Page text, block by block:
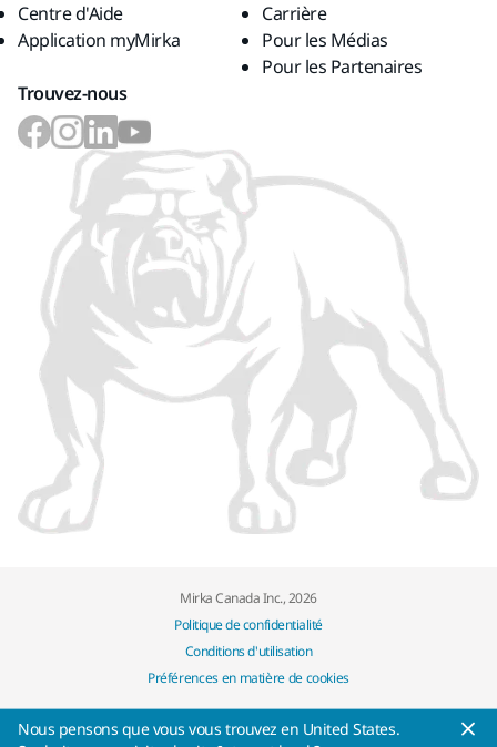
Centre d'Aide
Application myMirka
Carrière
Pour les Médias
Pour les Partenaires
Trouvez-nous
Mirka Canada Inc., 2026
Politique de confidentialité
Conditions d'utilisation
Préférences en matière de cookies
Nous pensons que vous vous trouvez en United States.